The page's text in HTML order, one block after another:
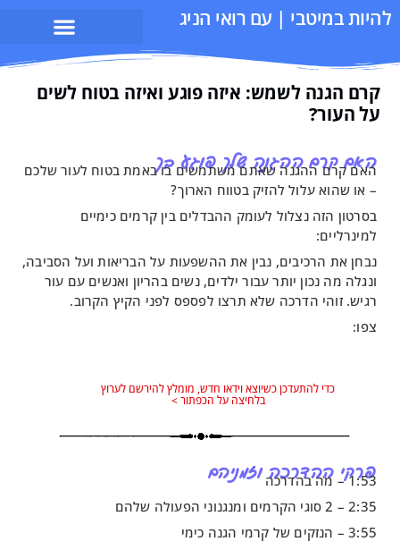
| עם רואי הניג
לשמש: איזה פוגע ואיזה בטוח לשים
ההגנה שלך פוגע בך
שאתם משתמשים בו באמת בטוח לעור שלכם
להזיק בטווח הארוך?
נצלול לעומק ההבדלים בין קרמים כימיים
נבין את ההשפעות על הבריאות ועל הסביבה,
יותר עבור ילדים, נשים בהריון ואנשים עם עור
הדרכה שלא תרצו לפספס לפני הקיץ הקרוב.
כשיוצא וידאו חדש, מומלץ להירשם לערוץ
בלחיצה על הכפתור >
וזמניהם